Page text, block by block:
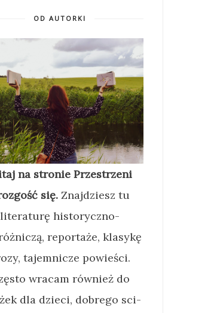
OD AUTORKI
na stronie Przestrzeni
się. Znajdziesz tu
literaturę historyczno-
reportaże, klasykę
tajemnicze powieści.
wracam również do
dla dzieci, dobrego sci-